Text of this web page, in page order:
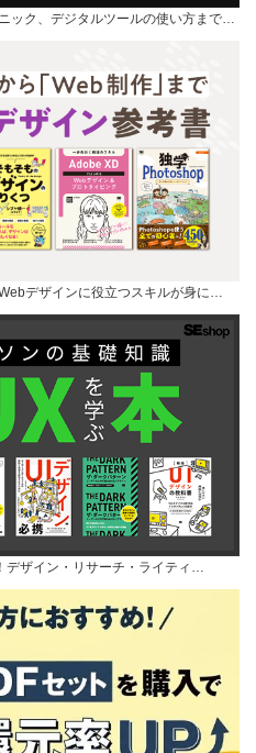
ック、デジタルツールの使い方まで…
デザインに役立つスキルが身に…
ザイン・リサーチ・ライティ…